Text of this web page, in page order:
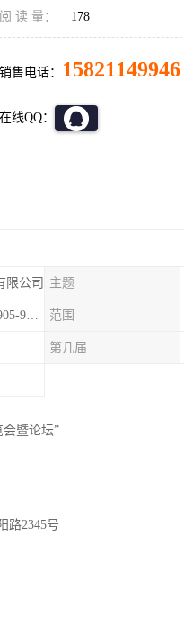
阅 读 量： 178
销售电话： 15821149946
在线QQ：
限公司 主题
上海市徐汇区宜山路425号光启城办公楼905-907室 范围
第几届
暨论坛”
路2345号